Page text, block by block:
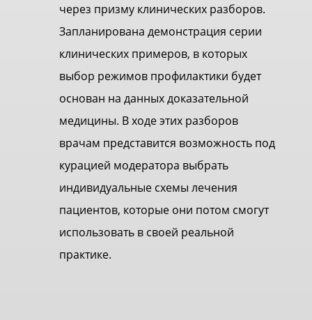
через призму клинических разборов.
Запланирована демонстрация серии
клинических примеров, в которых
выбор режимов профилактики будет
основан на данных доказательной
медицины. В ходе этих разборов
врачам представится возможность под
курацией модератора выбрать
индивидуальные схемы лечения
пациентов, которые они потом смогут
использовать в своей реальной
практике.